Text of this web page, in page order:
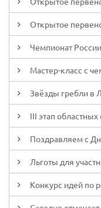
Открытое
Чемпионат
Мастер-класс с
Звёзды гребли в
III этап
Поздравляем с
Льготы для
Конкурс идей по